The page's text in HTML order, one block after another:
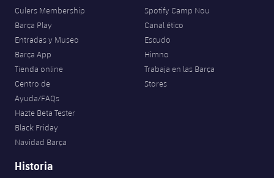
Jugadores
Fotos
Historia
Resultados
Jugadores
Clasificaciones
Barça C
Junior
Juvenil
Infantil
Alevín
PLUSICON
MÁS
Información general
Atletismo
plusicon
más
Actualidad
Masculino
Femenino
Baloncesto en silla de ruedas
plusicon
más
Actualidad
Hockey sobre hielo
Culers Membership
Barça Play
Entradas y Museo
Barça App
Tienda online
Centro de
Ayuda/FAQs
Hazte Beta Tester
Black Friday
Navidad Barça
Spotify Camp Nou
Canal ético
Escudo
Himno
Trabaja en las Barça
Stores
Historia